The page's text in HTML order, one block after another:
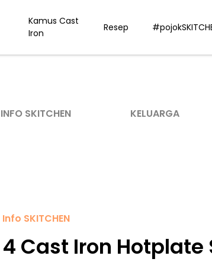
Kamus Cast
Iron
Resep
INFO SKITCHEN KELUARGA
Info SKITCHEN
4 Cast Iron Hotplate